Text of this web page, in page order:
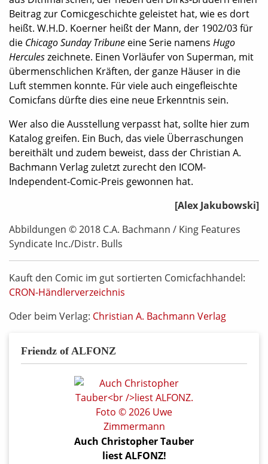
Beitrag zur Comicgeschichte geleistet hat, wie es dort
heißt. W.H.D. Koerner heißt der Mann, der 1902/03 für
die Chicago Sunday Tribune eine Serie namens Hugo
Herculeszeichnete. Einen Vorläufer von Superman, mit
übermenschlichen Kräften, der ganze Häuser in die
Luft stemmen konnte. Für viele auch eingefleischte
Comicfans dürfte dies eine neue Erkenntnis sein.
Wer also die Ausstellung verpasst hat, sollte hier zum
Katalog greifen. Ein Buch, das viele Überraschungen
bereithält und zudem beweist, dass der Christian A.
Bachmann Verlag zuletzt zurecht den ICOM-
Independent-Comic-Preis gewonnen hat.
[Alex Jakubowski]
Abbildungen © 2018 C.A. Bachmann / King Features
Syndicate Inc./Distr. Bulls
Kauft den Comic im gut sortierten Comicfachhandel:
CRON-Händlerverzeichnis
Oder beim Verlag: Christian A. Bachmann Verlag
Friendz of ALFONZ
Auch Christopher Tauber
liest ALFONZ!